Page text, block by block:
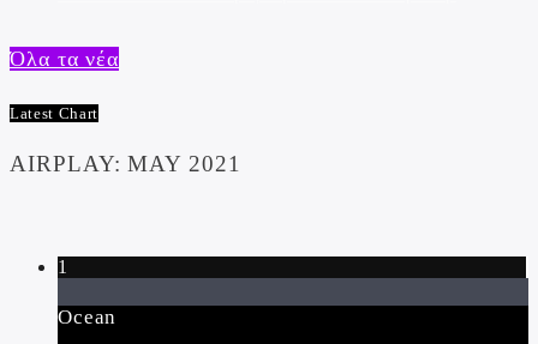
Όλα τα νέα
Latest Chart
AIRPLAY: MAY 2021
1
Ocean